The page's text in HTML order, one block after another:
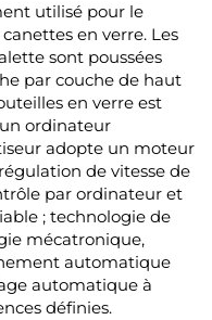
utilisé pour le
en verre. Les
sont poussées
par couche de haut
en verre est
ordinateur
adopte un moteur
de vitesse de
par ordinateur et
; technologie de
mécatronique,
automatique
automatique à
définies.